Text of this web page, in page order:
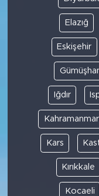
Elazığ
Eskişehir
Iğdır
Kars
Kırıkkale
Kocaeli